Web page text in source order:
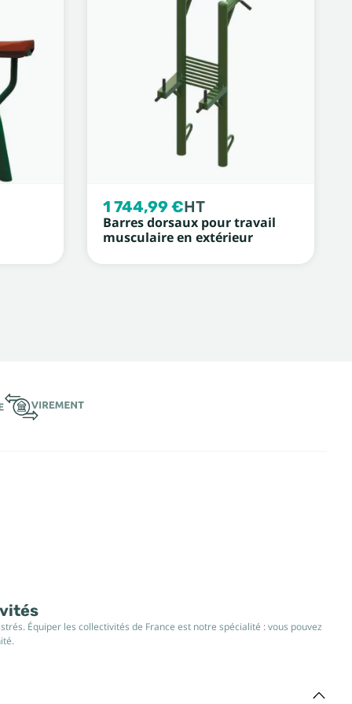
1 744,99 €HT
Barres dorsaux pour travail
musculaire en extérieur
Équiper les collectivités de France est notre spécialité : vous pouvez